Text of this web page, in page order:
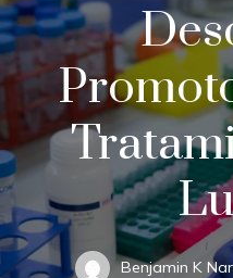
Benjamin K